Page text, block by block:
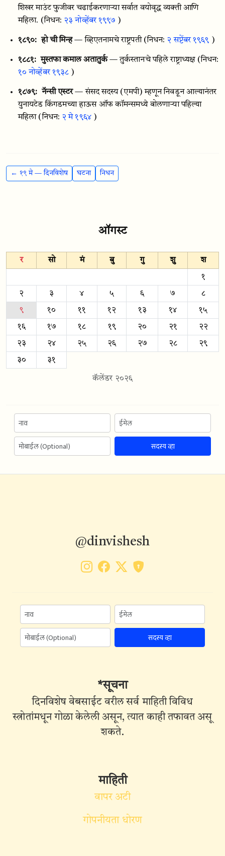
शिखर माउंट फुजीवर चढाईकरणाऱ्या सर्वात वयोवृद्ध व्यक्ती आणि
महिला. (निधन: २३ नोव्हेंबर १९९७ )
१८९०: हो ची मिन्ह — व्हिएतनामचे राष्ट्रपती (निधन: २ सप्टेंबर १९६९ )
१८८१: मुस्तफा कमाल अतातुर्क — तुर्कस्तानचे पहिले राष्ट्राध्यक्ष (निधन:
१० नोव्हेंबर १९३८ )
१८७९: नॅन्सी एस्टर — संसद सदस्य (एमपी) म्हणून निवडून आल्यानंतर
युनायटेड किंगडमच्या हाऊस ऑफ कॉमन्समध्ये बोलणाऱ्या पहिल्या
महिला (निधन: २ मे १९६४)
← १९ मे — दिनविशेष घटना निधन
ऑगस्ट
र सो मं बु गु शु श
१
२ ३ ४ ५ ६ ७ ८
९ १० ११ १२ १३ १४ १५
१६ १७ १८ १९ २० २१ २२
२३ २४ २५ २६ २७ २८ २९
३० ३१
कॅलेंडर २०२६
सदस्य व्हा
@dinvishesh
सदस्य व्हा
*सूचना
दिनविशेष वेबसाईट वरील सर्व माहिती विविध
स्त्रोतांमधून गोळा केलेली असून, त्यात काही तफावत असू
शकते.
माहिती
वापर अटी
गोपनीयता धोरण